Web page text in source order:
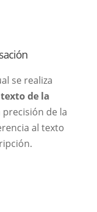
se realiza
de la
de la
al texto